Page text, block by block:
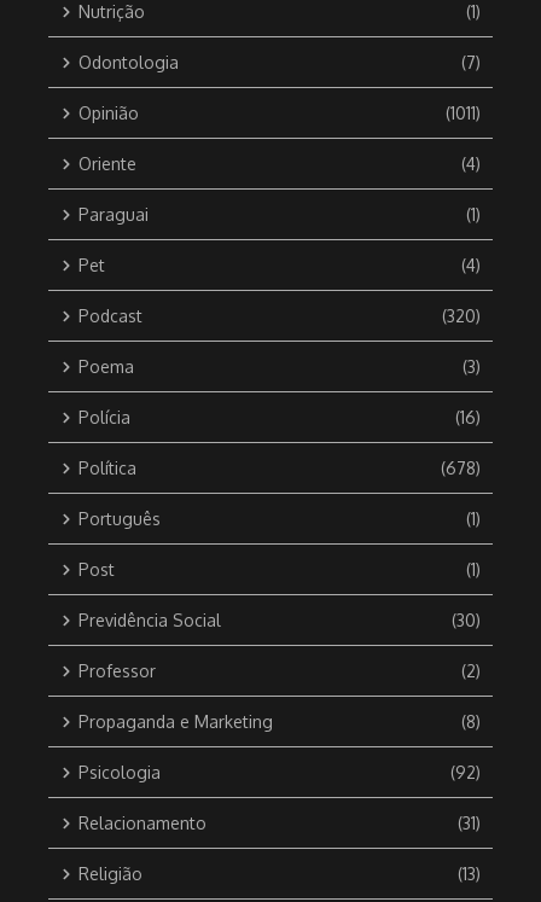
Nutrição (1)
Odontologia (7)
Opinião (1011)
Oriente (4)
Paraguai (1)
Pet (4)
Podcast (320)
Poema (3)
Polícia (16)
Política (678)
Português (1)
Post (1)
Previdência Social (30)
Professor (2)
Propaganda e Marketing (8)
Psicologia (92)
Relacionamento (31)
Religião (13)